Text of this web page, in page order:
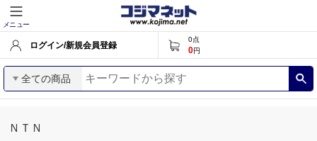
メニュー
ログイン/新規会員登録
0点
0円
全ての商品
ＮＴＮ